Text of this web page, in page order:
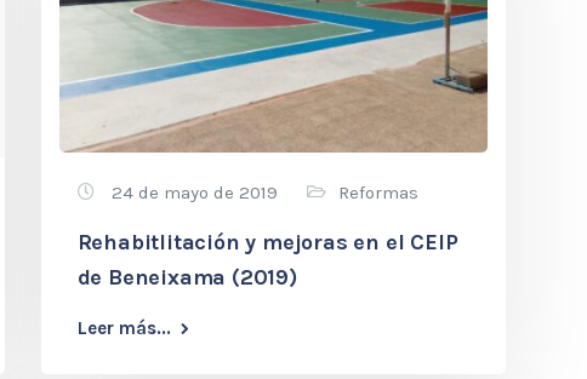
24 de mayo de 2019 Reformas
Rehabitlitación y mejoras en el CEIP
de Beneixama (2019)
Leer más...